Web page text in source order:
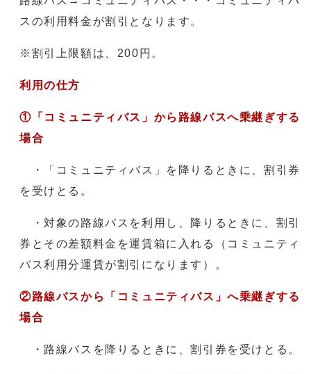
スの利用料金が割引となります。
※割引上限額は、200円。
利用の仕方
①「コミュニティバス」から路線バスへ乗継ぎする
場合
・「コミュニティバス」を降りるときに、割引券
を受けとる。
・対象の路線バスを利用し、降りるときに、割引
券とその差額料金を運賃箱に入れる（コミュニティ
バス利用分運賃が割引になります）。
②路線バスから「コミュニティバス」へ乗継ぎする
場合
・路線バスを降りるときに、割引券を受けとる。